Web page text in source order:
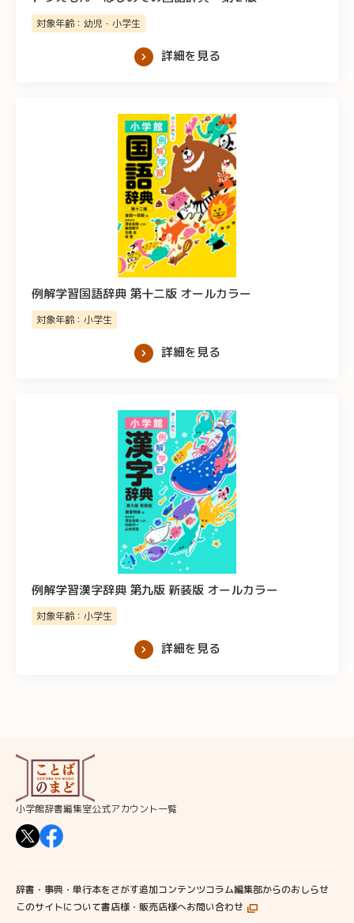
対象年齢：幼児・小学生
詳細を見る
例解学習国語辞典 第十二版 オールカラー
対象年齢：小学生
詳細を見る
例解学習漢字辞典 第九版 新装版 オールカラー
対象年齢：小学生
詳細を見る
小学館辞書編集室公式アカウント一覧
辞書・事典・単行本をさがす追加コンテンツコラム編集部からのおしらせ
このサイトについて書店様・販売店様へお問い合わせ